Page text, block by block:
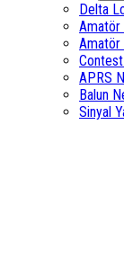
Delta
Amatör
Amatör
Contest
APRS
Balun
Sinyal